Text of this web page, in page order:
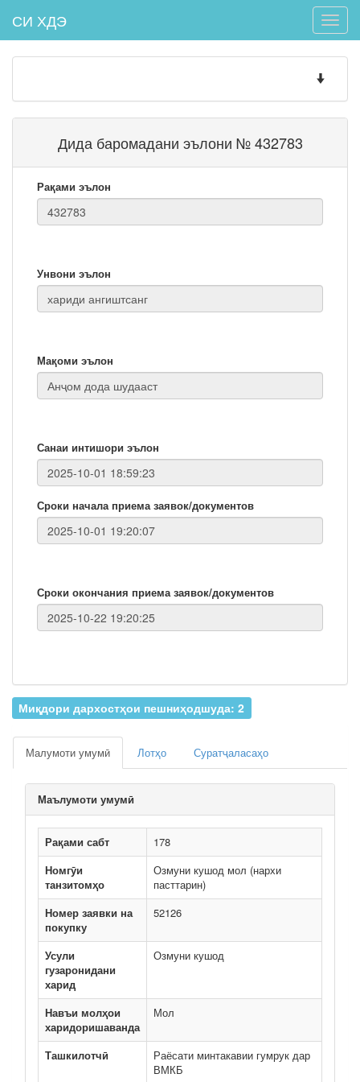
Toggle
СИ ХДЭ
Toggle
Дида баромадани эълони № 432783
Рақами эълон
Унвони эълон
Мақоми эълон
Санаи интишори эълон
Сроки начала приема заявок/документов
Сроки окончания приема заявок/документов
Миқдори дархостҳои пешниҳодшуда: 2
Малумоти умумӣ Лотҳо Суратҷаласаҳо
Маълумоти умумӣ
Рақами сабт
178
Номгӯи
танзитомҳо
Озмуни кушод мол (нархи
пасттарин)
Номер заявки на
покупку
52126
Усули
гузаронидани
харид
Озмуни кушод
Навъи молҳои
харидоришаванда
Мол
Ташкилотчӣ
Раёсати минтакавии гумрук дар
ВМКБ